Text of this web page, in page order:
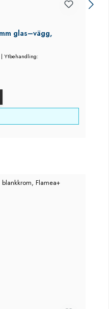
glas–vägg,
| Ytbehandling: